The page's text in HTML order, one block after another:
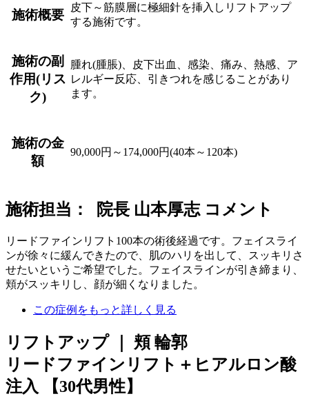
施術概要
皮下～筋膜層に極細針を挿入しリフトアップ
する施術です。
施術の副
作用(リス
ク)
腫れ(腫脹)、皮下出血、感染、痛み、熱感、ア
レルギー反応、引きつれを感じることがあり
ます。
施術の金
額
90,000円～174,000円(40本～120本)
施術担当： 院長 山本厚志 コメント
リードファインリフト100本の術後経過です。フェイスライ
ンが徐々に緩んできたので、肌のハリを出して、スッキリさ
せたいというご希望でした。フェイスラインが引き締まり、
頬がスッキリし、顔が細くなりました。
この症例をもっと詳しく見る
リフトアップ ｜ 頬 輪郭
リードファインリフト＋ヒアルロン酸
注入
【30代男性】